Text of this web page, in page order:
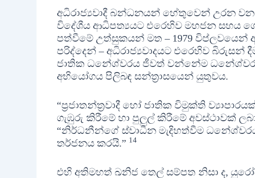
අධිරාජ්‍යවාදී බන්ධනයන් හේතුවෙන් උරන
විදේශීය ආධිපත්‍යයට එරෙහිව මහජන සහය
පත්වීමේ උත්සුකයන් මත – 1979
පරිද්දෙන් – අධිරාජ්‍යවාදයට එරෙහිව බිරුසන්
ජාතික ධනේශ්වරය ජීවත් වන්නේම
අභියෝගය පිලිබඳ සන්ත‍්‍රාසයෙන් යුතුවය.
“ප‍්‍රජාතන්ත‍්‍රවාදී හෝ ජාතික විමුක්ති
ගැඹුරු කිරීමේ හා පුලුල් කිරීමේ අවස්ථාවක්
“නිර්ධනීන්ගේ ස්වාධීන මැදිහත්වීම
තර්ජනය කරයි.” 14
එහි අතිමහත් ඛනිජ තෙල් සම්පත නිසා ද,